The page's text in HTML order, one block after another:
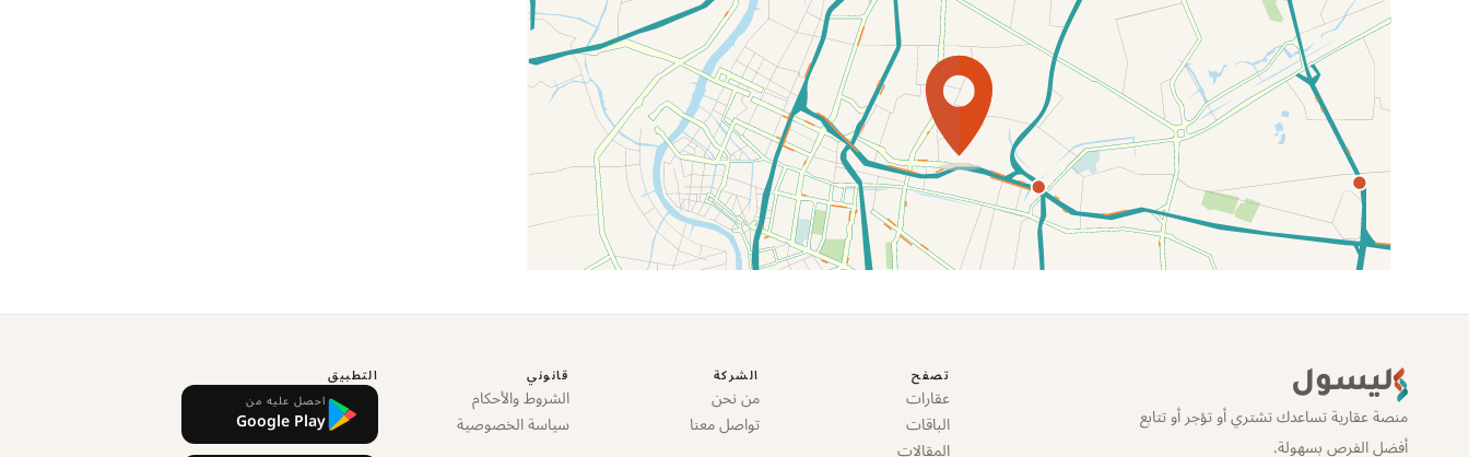
الموقع عل الخريطة
ليسول
منصة عقارية تساعدك تشتري أو تؤجر أو تتابع
أفضل الفرص بسهولة.
تصفح
عقارات
الباقات
الشركة
من نحن
تواصل معنا
قانوني
الشروط والأحكام
سياسة الخصوصية
التطبيق
احصل عليه من
Google Play